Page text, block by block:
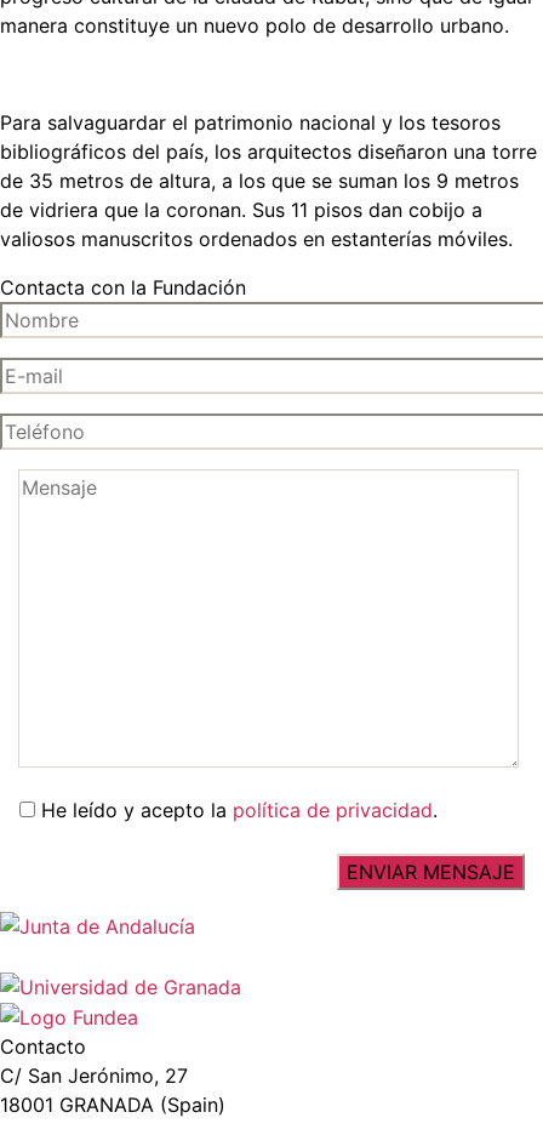
manera constituye un nuevo polo de desarrollo urbano.
Para salvaguardar el patrimonio nacional y los tesoros
bibliográficos del país, los arquitectos diseñaron una torre
de 35 metros de altura, a los que se suman los 9 metros
de vidriera que la coronan. Sus 11 pisos dan cobijo a
valiosos manuscritos ordenados en estanterías móviles.
Contacta con la Fundación
He leído y acepto la política de privacidad.
Contacto
C/ San Jerónimo, 27
18001 GRANADA (Spain)